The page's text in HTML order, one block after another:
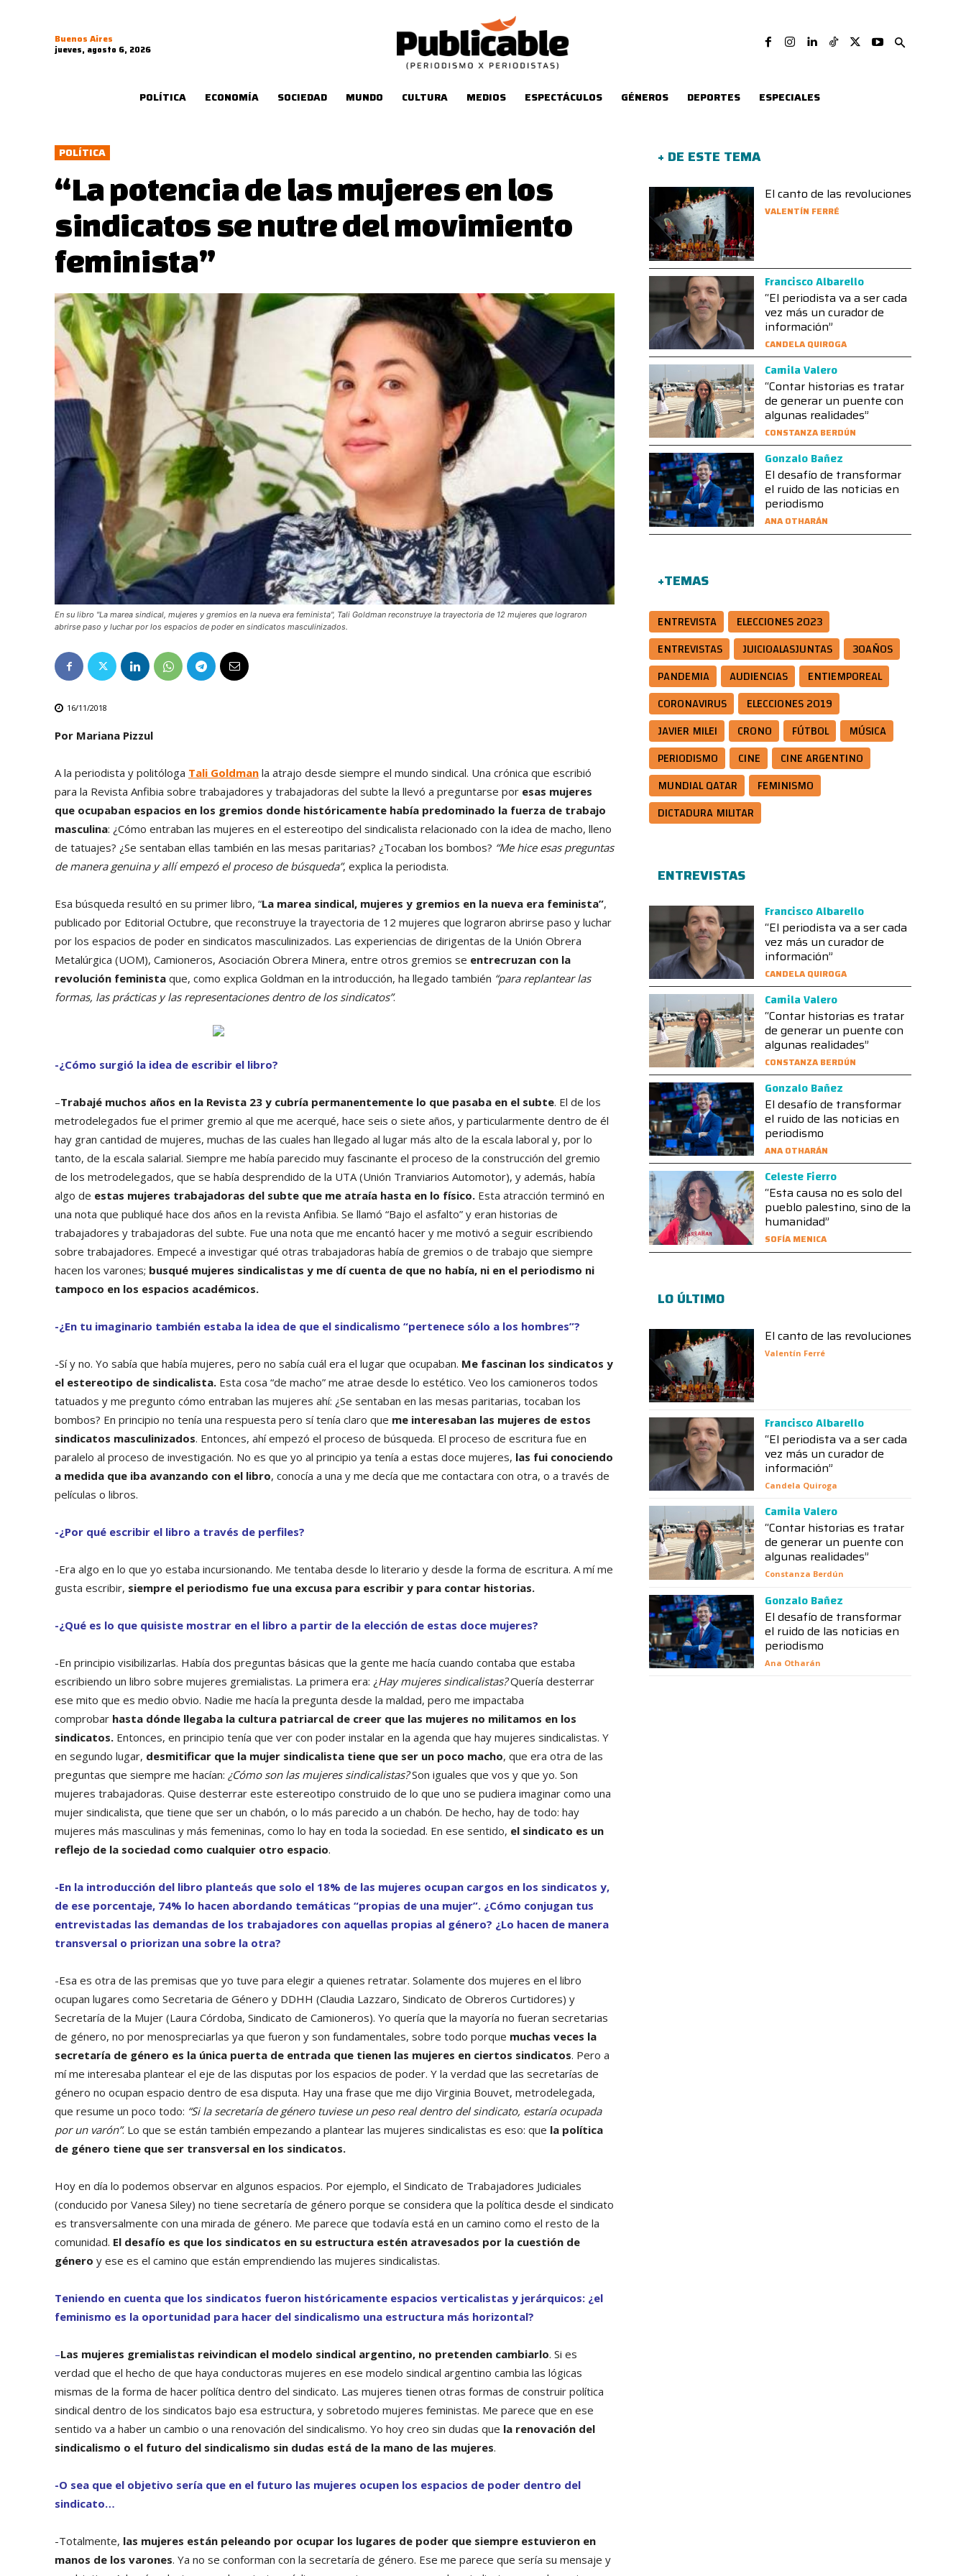
Buenos Aires
jueves, agosto 6, 2026
POLÍTICA ECONOMÍA SOCIEDAD MUNDO CULTURA MEDIOS ESPECTÁCULOS GÉNEROS DEPORTES ESPECIALES
POLÍTICA
“La potencia de las mujeres en los
sindicatos se nutre del movimiento
feminista”
En su libro "La marea sindical, mujeres y gremios en la nueva era feminista", Tali Goldman reconstruye la trayectoria de 12 mujeres que lograron
abrirse paso y luchar por los espacios de poder en sindicatos masculinizados.
16/11/2018
Por Mariana Pizzul
A la periodista y politóloga Tali Goldman la atrajo desde siempre el mundo sindical. Una crónica que escribió
para la Revista Anfibia sobre trabajadores y trabajadoras del subte la llevó a preguntarse por esas mujeres
que ocupaban espacios en los gremios donde históricamente había predominado la fuerza de trabajo
masculina: ¿Cómo entraban las mujeres en el estereotipo del sindicalista relacionado con la idea de macho, lleno
de tatuajes? ¿Se sentaban ellas también en las mesas paritarias? ¿Tocaban los bombos? “Me hice esas preguntas
de manera genuina y allí empezó el proceso de búsqueda”, explica la periodista.
Esa búsqueda resultó en su primer libro, “La marea sindical, mujeres y gremios en la nueva era feminista”,
publicado por Editorial Octubre, que reconstruye la trayectoria de 12 mujeres que lograron abrirse paso y luchar
por los espacios de poder en sindicatos masculinizados. Las experiencias de dirigentas de la Unión Obrera
Metalúrgica (UOM), Camioneros, Asociación Obrera Minera, entre otros gremios se entrecruzan con la
revolución feminista que, como explica Goldman en la introducción, ha llegado también “para replantear las
formas, las prácticas y las representaciones dentro de los sindicatos”.
-¿Cómo surgió la idea de escribir el libro?
–Trabajé muchos años en la Revista 23 y cubría permanentemente lo que pasaba en el subte. El de los
metrodelegados fue el primer gremio al que me acerqué, hace seis o siete años, y particularmente dentro de él
hay gran cantidad de mujeres, muchas de las cuales han llegado al lugar más alto de la escala laboral y, por lo
tanto, de la escala salarial. Siempre me había parecido muy fascinante el proceso de la construcción del gremio
de los metrodelegados, que se había desprendido de la UTA (Unión Tranviarios Automotor), y además, había
algo de estas mujeres trabajadoras del subte que me atraía hasta en lo físico. Esta atracción terminó en
una nota que publiqué hace dos años en la revista Anfibia. Se llamó “Bajo el asfalto” y eran historias de
trabajadores y trabajadoras del subte. Fue una nota que me encantó hacer y me motivó a seguir escribiendo
sobre trabajadores. Empecé a investigar qué otras trabajadoras había de gremios o de trabajo que siempre
hacen los varones; busqué mujeres sindicalistas y me dí cuenta de que no había, ni en el periodismo ni
tampoco en los espacios académicos.
-¿En tu imaginario también estaba la idea de que el sindicalismo “pertenece sólo a los hombres”?
-Sí y no. Yo sabía que había mujeres, pero no sabía cuál era el lugar que ocupaban. Me fascinan los sindicatos y
el estereotipo de sindicalista. Esta cosa “de macho” me atrae desde lo estético. Veo los camioneros todos
tatuados y me pregunto cómo entraban las mujeres ahí: ¿Se sentaban en las mesas paritarias, tocaban los
bombos? En principio no tenía una respuesta pero sí tenía claro que me interesaban las mujeres de estos
sindicatos masculinizados. Entonces, ahí empezó el proceso de búsqueda. El proceso de escritura fue en
paralelo al proceso de investigación. No es que yo al principio ya tenía a estas doce mujeres, las fui conociendo
a medida que iba avanzando con el libro, conocía a una y me decía que me contactara con otra, o a través de
películas o libros.
-¿Por qué escribir el libro a través de perfiles?
-Era algo en lo que yo estaba incursionando. Me tentaba desde lo literario y desde la forma de escritura. A mí me
gusta escribir, siempre el periodismo fue una excusa para escribir y para contar historias.
-¿Qué es lo que quisiste mostrar en el libro a partir de la elección de estas doce mujeres?
-En principio visibilizarlas. Había dos preguntas básicas que la gente me hacía cuando contaba que estaba
escribiendo un libro sobre mujeres gremialistas. La primera era: ¿Hay mujeres sindicalistas?Quería desterrar
ese mito que es medio obvio. Nadie me hacía la pregunta desde la maldad, pero me impactaba
comprobar hasta dónde llegaba la cultura patriarcal de creer que las mujeres no militamos en los
sindicatos. Entonces, en principio tenía que ver con poder instalar en la agenda que hay mujeres sindicalistas. Y
en segundo lugar, desmitificar que la mujer sindicalista tiene que ser un poco macho, que era otra de las
preguntas que siempre me hacían: ¿Cómo son las mujeres sindicalistas?Son iguales que vos y que yo. Son
mujeres trabajadoras. Quise desterrar este estereotipo construido de lo que uno se pudiera imaginar como una
mujer sindicalista, que tiene que ser un chabón, o lo más parecido a un chabón. De hecho, hay de todo: hay
mujeres más masculinas y más femeninas, como lo hay en toda la sociedad. En ese sentido, el sindicato es un
reflejo de la sociedad como cualquier otro espacio.
-En la introducción del libro planteás que solo el 18% de las mujeres ocupan cargos en los sindicatos y,
de ese porcentaje, 74% lo hacen abordando temáticas “propias de una mujer”. ¿Cómo conjugan tus
entrevistadas las demandas de los trabajadores con aquellas propias al género? ¿Lo hacen de manera
transversal o priorizan una sobre la otra?
-Esa es otra de las premisas que yo tuve para elegir a quienes retratar. Solamente dos mujeres en el libro
ocupan lugares como Secretaria de Género y DDHH (Claudia Lazzaro, Sindicato de Obreros Curtidores) y
Secretaría de la Mujer (Laura Córdoba, Sindicato de Camioneros). Yo quería que la mayoría no fueran secretarias
de género, no por menospreciarlas ya que fueron y son fundamentales, sobre todo porque muchas veces la
secretaría de género es la única puerta de entrada que tienen las mujeres en ciertos sindicatos. Pero a
mí me interesaba plantear el eje de las disputas por los espacios de poder. Y la verdad que las secretarías de
género no ocupan espacio dentro de esa disputa. Hay una frase que me dijo Virginia Bouvet, metrodelegada,
que resume un poco todo: “Si la secretaría de género tuviese un peso real dentro del sindicato, estaría ocupada
por un varón”. Lo que se están también empezando a plantear las mujeres sindicalistas es eso: que la política
de género tiene que ser transversal en los sindicatos.
Hoy en día lo podemos observar en algunos espacios. Por ejemplo, el Sindicato de Trabajadores Judiciales
(conducido por Vanesa Siley) no tiene secretaría de género porque se considera que la política desde el sindicato
es transversalmente con una mirada de género. Me parece que todavía está en un camino como el resto de la
comunidad. El desafío es que los sindicatos en su estructura estén atravesados por la cuestión de
género y ese es el camino que están emprendiendo las mujeres sindicalistas.
Teniendo en cuenta que los sindicatos fueron históricamente espacios verticalistas y jerárquicos: ¿el
feminismo es la oportunidad para hacer del sindicalismo una estructura más horizontal?
–Las mujeres gremialistas reivindican el modelo sindical argentino, no pretenden cambiarlo. Si es
verdad que el hecho de que haya conductoras mujeres en ese modelo sindical argentino cambia las lógicas
mismas de la forma de hacer política dentro del sindicato. Las mujeres tienen otras formas de construir política
sindical dentro de los sindicatos bajo esa estructura, y sobretodo mujeres feministas. Me parece que en ese
sentido va a haber un cambio o una renovación del sindicalismo. Yo hoy creo sin dudas que la renovación del
sindicalismo o el futuro del sindicalismo sin dudas está de la mano de las mujeres.
-O sea que el objetivo sería que en el futuro las mujeres ocupen los espacios de poder dentro del
sindicato…
-Totalmente, las mujeres están peleando por ocupar los lugares de poder que siempre estuvieron en
manos de los varones. Ya no se conforman con la secretaría de género. Ese me parece que sería su mensaje y
+ DE ESTE TEMA
El canto de las revoluciones
VALENTÍN FERRÉ
Francisco Albarello
“El periodista va a ser cada
vez más un curador de
información”
CANDELA QUIROGA
Camila Valero
“Contar historias es tratar
de generar un puente con
algunas realidades”
CONSTANZA BERDÚN
Gonzalo Bañez
El desafío de transformar
el ruido de las noticias en
periodismo
ANA OTHARÁN
+TEMAS
ENTREVISTA
ELECCIONES 2023
ENTREVISTAS
JUICIOALASJUNTAS
30AÑOS
PANDEMIA
AUDIENCIAS
ENTIEMPOREAL
CORONAVIRUS
ELECCIONES 2019
JAVIER MILEI
CRONO FÚTBOL
MÚSICA
PERIODISMO
CINE
CINE ARGENTINO
MUNDIAL QATAR
FEMINISMO
DICTADURA MILITAR
ENTREVISTAS
Francisco Albarello
“El periodista va a ser cada
vez más un curador de
información”
CANDELA QUIROGA
Camila Valero
“Contar historias es tratar
de generar un puente con
algunas realidades”
CONSTANZA BERDÚN
Gonzalo Bañez
El desafío de transformar
el ruido de las noticias en
periodismo
ANA OTHARÁN
Celeste Fierro
“Esta causa no es solo del
pueblo palestino, sino de la
humanidad”
SOFÍA MENICA
LO ÚLTIMO
El canto de las revoluciones
Valentín Ferré
Francisco Albarello
“El periodista va a ser cada
vez más un curador de
información”
Candela Quiroga
Camila Valero
“Contar historias es tratar
de generar un puente con
algunas realidades”
Constanza Berdún
Gonzalo Bañez
El desafío de transformar
el ruido de las noticias en
periodismo
Ana Otharán